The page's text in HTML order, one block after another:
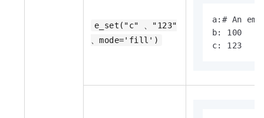
e_set("c" 、"123"
、mode='fill')
a:# An
b: 100
c: 123